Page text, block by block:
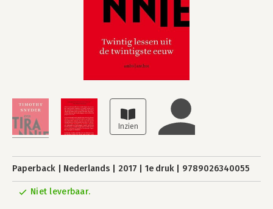
Paperback Nederlands 2017 1e druk 9789026340055
Niet leverbaar.